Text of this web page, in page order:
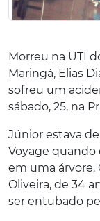
Morreu na UTI
Maringá, Elias
sofreu um
sábado, 25, na
Júnior estava
Voyage
em uma árvore.
Oliveira, de 34
ser entubado